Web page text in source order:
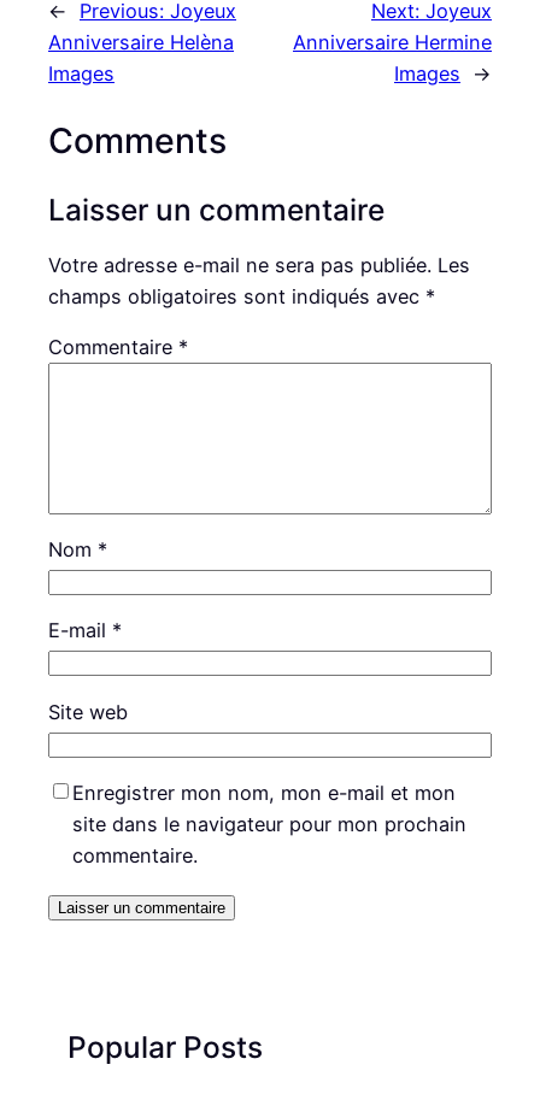
← Previous: Joyeux
Anniversaire Helèna
Images
Next: Joyeux
Anniversaire Hermine
Images
→
Comments
Laisser un commentaire
Votre adresse e-mail ne sera pas publiée. Les
champs obligatoires sont indiqués avec *
Commentaire *
Nom *
E-mail *
Site web
Enregistrer mon nom, mon e-mail et mon
site dans le navigateur pour mon prochain
commentaire.
Popular Posts